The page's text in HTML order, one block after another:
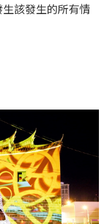
該發生的所有情